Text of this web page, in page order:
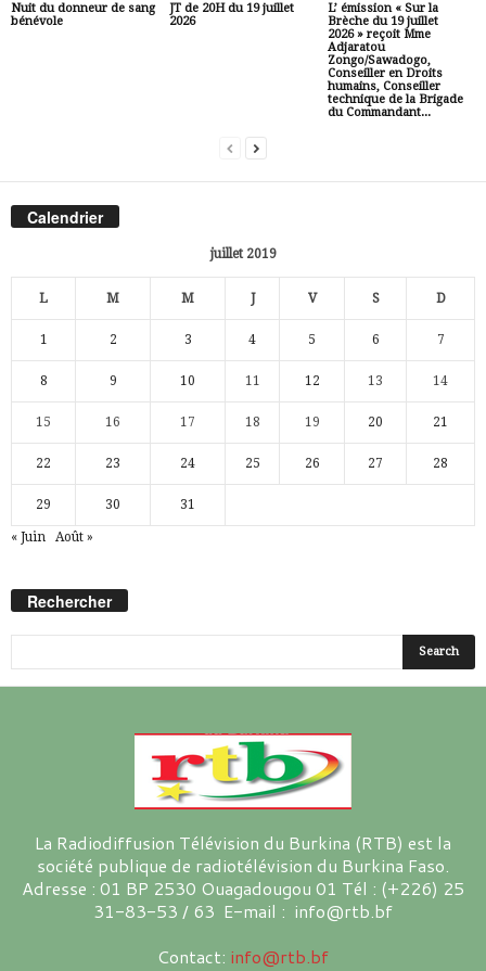
Nuit du donneur de sang
bénévole
JT de 20H du 19 juillet
2026
L’ émission « Sur la
Brèche du 19 juillet
2026 » reçoit Mme
Adjaratou
Zongo/Sawadogo,
Conseiller en Droits
humains, Conseiller
technique de la Brigade
du Commandant...
Calendrier
juillet 2019
L M M J V S D
1 2 3 4 5 6 7
8 9 10 11 12 13 14
15 16 17 18 19 20 21
22 23 24 25 26 27 28
29 30 31
« Juin Août »
Rechercher
La Radiodiffusion Télévision du Burkina (RTB) est la
société publique de radiotélévision du Burkina Faso.
Adresse : 01 BP 2530 Ouagadougou 01 Tél : (+226) 25
31-83-53 / 63 E-mail : info@rtb.bf
Contact: info@rtb.bf